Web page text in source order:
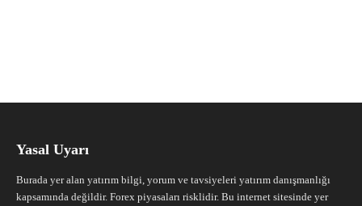
Yasal Uyarı
Burada yer alan yatırım bilgi, yorum ve tavsiyeleri yatırım danışmanlığı
kapsamında değildir. Forex piyasaları risklidir. Bu internet sitesinde yer